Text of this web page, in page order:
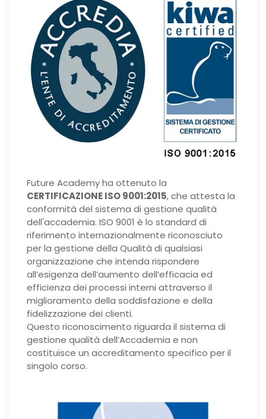
Future Academy ha ottenuto la
CERTIFICAZIONE ISO 9001:2015, che attesta la
conformità del sistema di gestione qualità
dell'accademia. ISO 9001 è lo standard di
riferimento internazionalmente riconosciuto
per la gestione della Qualità di qualsiasi
organizzazione che intenda rispondere
all’esigenza dell’aumento dell’efficacia ed
efficienza dei processi interni attraverso il
miglioramento della soddisfazione e della
fidelizzazione dei clienti.
Questo riconoscimento riguarda il sistema di
gestione qualità dell’Accademia e non
costituisce un accreditamento specifico per il
singolo corso.